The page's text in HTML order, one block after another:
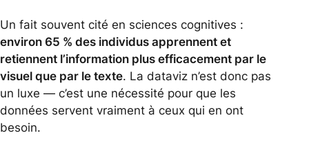
Un fait souvent cité en sciences cognitives :
environ 65 % des individus apprennent et
retiennent l’information plus efficacement par le
visuel que par le texte. La dataviz n’est donc pas
un luxe — c’est une nécessité pour que les
données servent vraiment à ceux qui en ont
besoin.